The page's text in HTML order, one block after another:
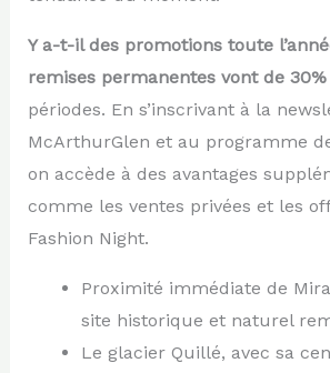
Y a-t-il des promotions toute
remises permanentes vont de 30%
périodes. En s’inscrivant à la
McArthurGlen et au programme
on accède à des avantages
comme les ventes privées et les
Fashion Night.
Proximité immédiate de
site historique et naturel
Le glacier Quillé, avec sa